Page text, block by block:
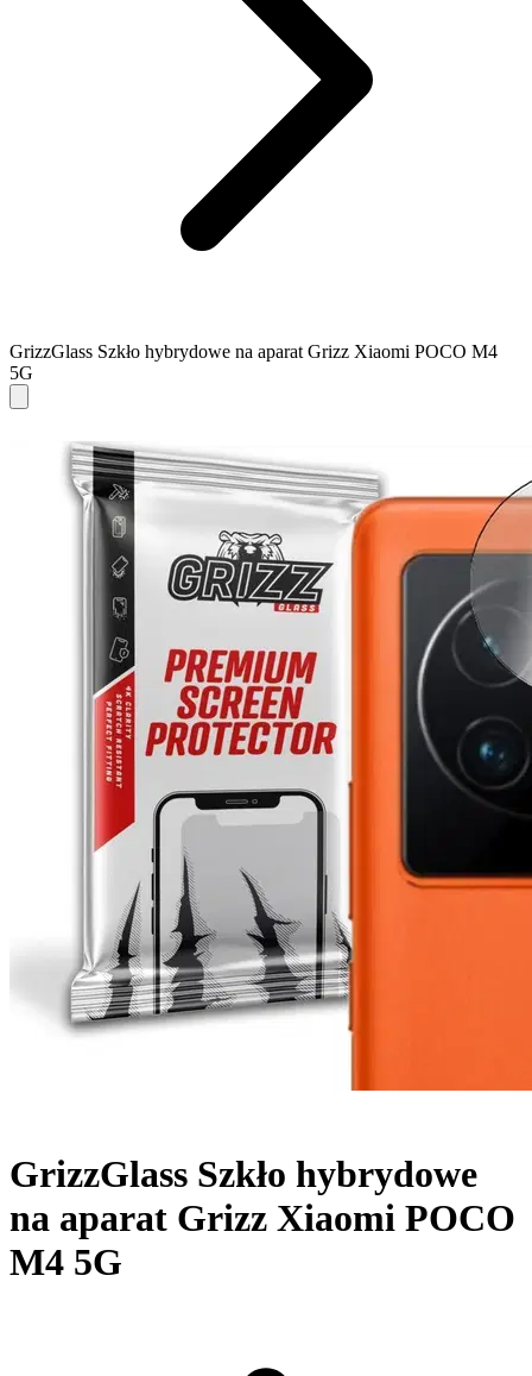
GrizzGlass Szkło hybrydowe na aparat Grizz Xiaomi POCO M4
5G
GrizzGlass Szkło hybrydowe
na aparat Grizz Xiaomi POCO
M4 5G